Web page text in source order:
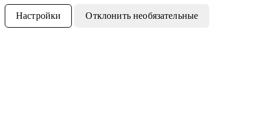
Настройки Отклонить необязательные